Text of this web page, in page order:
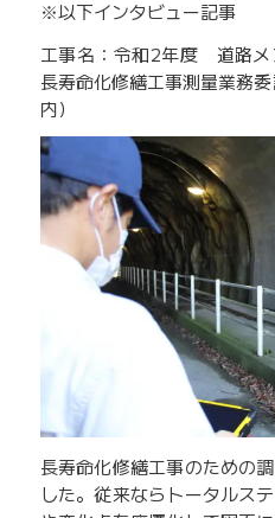
※以下インタビュー記事
工事名：令和2年度 道路
長寿命化修繕工事測量業務
内）
長寿命化修繕工事のための
した。従来ならトータルス